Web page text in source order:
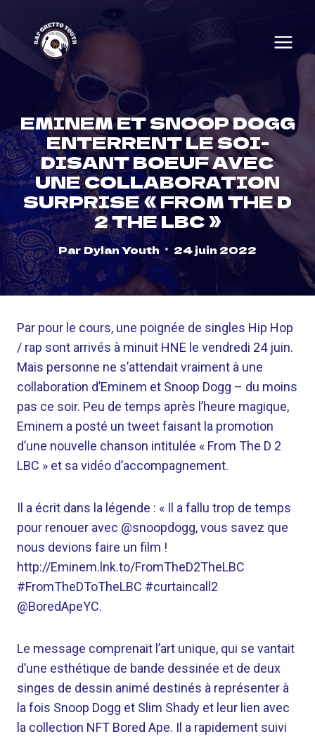
content
EMINEM ET SNOOP DOGG
ENTERRENT LE SOI-
DISANT BOEUF AVEC
UNE COLLABORATION
SURPRISE « FROM THE D
2 THE LBC »
ParDylan Youth 24 juin 2022
Par pour le cours, une poignée de singles Hip Hop
/ rap sont arrivés à minuit HNE le vendredi 24 juin.
Mais personne ne s’attendait vraiment à une
collaboration d’Eminem et Snoop Dogg – du moins
pas ce soir. Peu de temps après l’heure magique,
Eminem a posté un tweet faisant la promotion
d’une nouvelle chanson intitulée « From The D 2
LBC » et sa vidéo d’accompagnement.
Il a écrit dans la légende : « Il a fallu trop de temps
pour renouer avec @snoopdogg, vous savez que
nous devions faire un film !
http://Eminem.lnk.to/FromTheD2TheLBC
#FromTheDToTheLBC #curtaincall2
@BoredApeYC.
Le message comprenait l’art unique, qui se vantait
d’une esthétique de bande dessinée et de deux
singes de dessin animé destinés à représenter à
la fois Snoop Dogg et Slim Shady et leur lien avec
la collection NFT Bored Ape. Il a rapidement suivi